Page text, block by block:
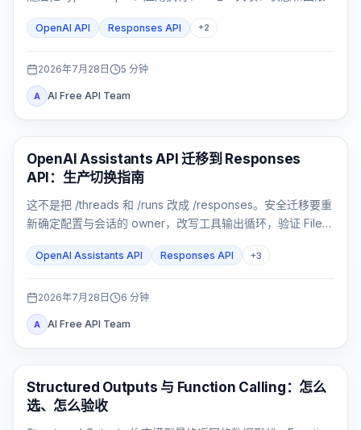
OpenAI API Responses API +2
2026年7月28日 5 分钟
A AI Free API Team
API 指南
OpenAI Assistants API 迁移到 Responses
API：生产切换指南
这不是把 /threads 和 /runs 改成 /responses。安全迁移要重
新确定配置与会话的 owner，改写工具输出循环，验证 File
Search、流式事件与数据边界，再用影子流量和灰度发布切
换。
OpenAI Assistants API Responses API +3
2026年7月28日 6 分钟
A AI Free API Team
OpenAI API
Structured Outputs 与 Function Calling：怎么
选、怎么验收